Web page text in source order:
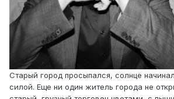
Старый город просыпался, солнце
силой. Еще ни один житель города не